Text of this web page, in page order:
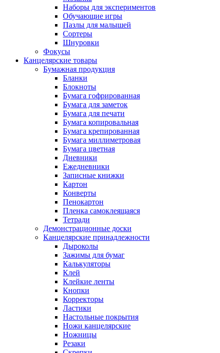
Наборы для экспериментов
Обучающие игры
Пазлы для малышей
Сортеры
Шнуровки
Фокусы
Канцелярские товары
Бумажная продукция
Бланки
Блокноты
Бумага гофрированная
Бумага для заметок
Бумага для печати
Бумага копировальная
Бумага крепированная
Бумага миллиметровая
Бумага цветная
Дневники
Ежедневники
Записные книжки
Картон
Конверты
Пенокартон
Пленка самоклеящаяся
Тетради
Демонстрационные доски
Канцелярские принадлежности
Дыроколы
Зажимы для бумаг
Калькуляторы
Клей
Клейкие ленты
Кнопки
Корректоры
Ластики
Настольные покрытия
Ножи канцелярские
Ножницы
Резаки